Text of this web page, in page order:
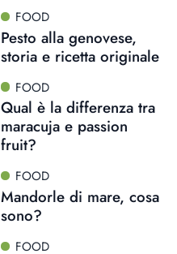
FOOD
Pesto alla genovese,
storia e ricetta originale
FOOD
Qual è la differenza tra
maracuja e passion
fruit?
FOOD
Mandorle di mare, cosa
sono?
FOOD